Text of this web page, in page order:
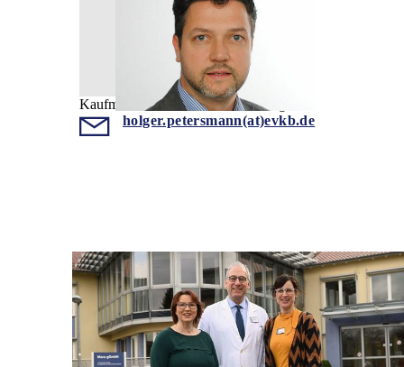
Kaufmännische Fachbereichsleitung
holger.petersmann(at)evkb.de